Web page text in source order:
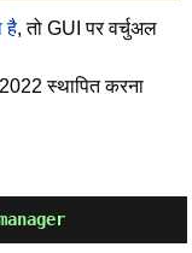
है, तो GUI पर वर्चुअल
स्थापित करना